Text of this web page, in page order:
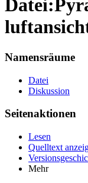
Namensräume
Datei
Diskussion
Seitenaktionen
Lesen
Quelltext
Mehr